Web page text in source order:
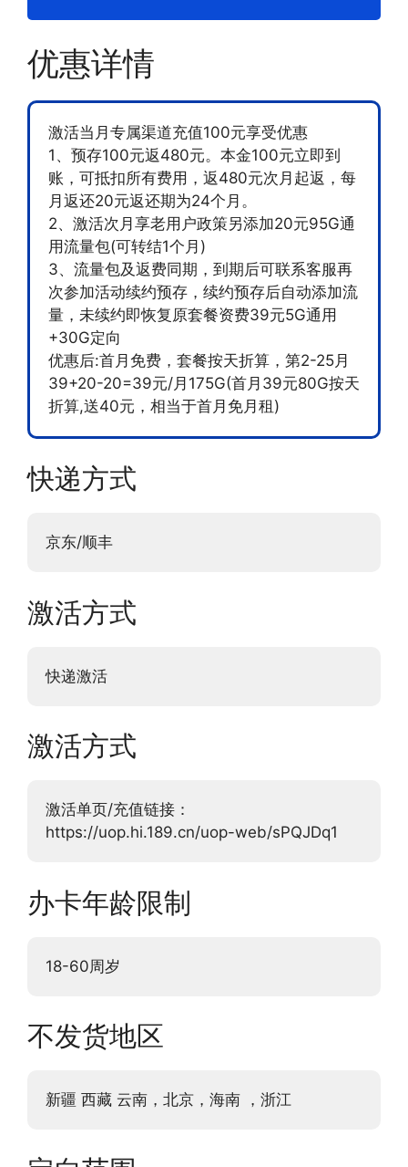
优惠详情
激活当月专属渠道充值100元享受优惠
1、预存100元返480元。本金100元立即到
账，可抵扣所有费用，返480元次月起返，每
月返还20元返还期为24个月。
2、激活次月享老用户政策另添加20元95G通
用流量包(可转结1个月)
3、流量包及返费同期，到期后可联系客服再
次参加活动续约预存，续约预存后自动添加流
量，未续约即恢复原套餐资费39元5G通用
+30G定向
优惠后:首月免费，套餐按天折算，第2-25月
39+20-20=39元/月175G(首月39元80G按天
折算,送40元，相当于首月免月租)
快递方式
京东/顺丰
激活方式
快递激活
激活方式
激活单页/充值链接：
https://uop.hi.189.cn/uop-web/sPQJDq1
办卡年龄限制
18-60周岁
不发货地区
新疆 西藏 云南，北京，海南 ，浙江